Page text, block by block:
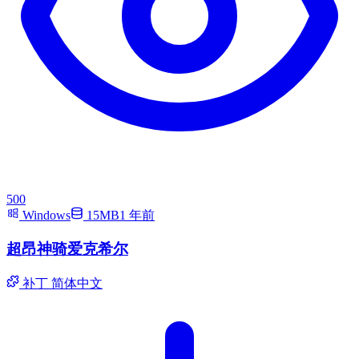
500
Windows
15MB1 年前
超昂神骑爱克希尔
补丁 简体中文